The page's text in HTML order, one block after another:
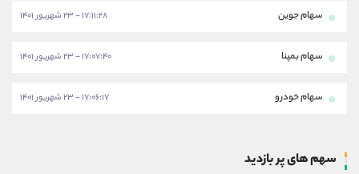
سهام جوین ۱۷:۱۱:۲۸ - ۲۳ شهریور ۱۴۰۱
سهام بمپنا ۱۷:۰۷:۴۰ - ۲۳ شهریور ۱۴۰۱
سهام خودرو ۱۷:۰۶:۱۷ - ۲۳ شهریور ۱۴۰۱
سهم های پر بازدید